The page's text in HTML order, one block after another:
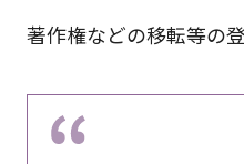
著作権などの移転等の